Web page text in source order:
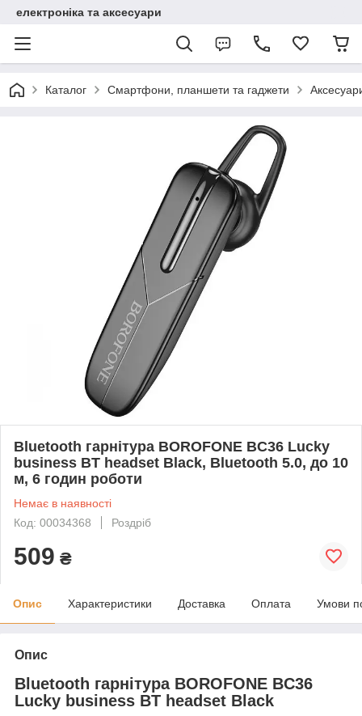
електроніка та аксесуари
Каталог Смартфони, планшети та гаджети
Bluetooth гарнітура BOROFONE BC36 Lucky
business BT headset Black, Bluetooth 5.0, до 10
м, 6 годин роботи
Немає в наявності
Код: 00034368
Роздріб
509 ₴
Опис Характеристики Доставка Оплата Умови
Опис
Bluetooth гарнітура BOROFONE BC36
Lucky business BT headset Black